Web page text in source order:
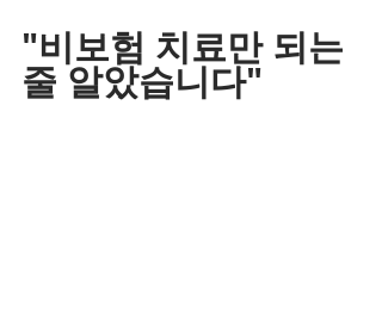
"비보험 치료만 되는
줄 알았습니다"